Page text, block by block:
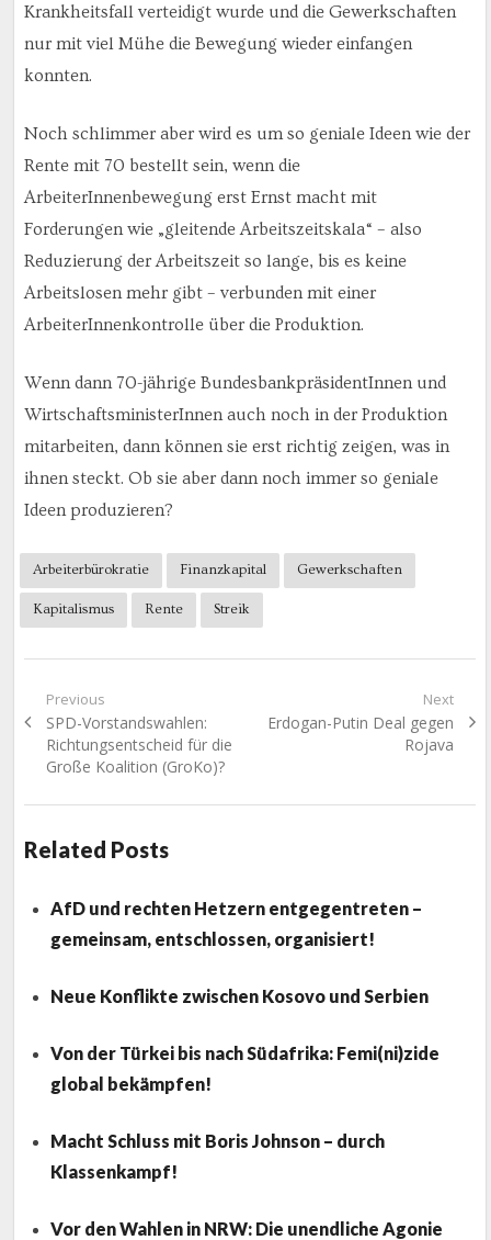
Krankheitsfall verteidigt wurde und die Gewerkschaften
nur mit viel Mühe die Bewegung wieder einfangen
konnten.
Noch schlimmer aber wird es um so geniale Ideen wie der
Rente mit 70 bestellt sein, wenn die
ArbeiterInnenbewegung erst Ernst macht mit
Forderungen wie „gleitende Arbeitszeitskala“ – also
Reduzierung der Arbeitszeit so lange, bis es keine
Arbeitslosen mehr gibt – verbunden mit einer
ArbeiterInnenkontrolle über die Produktion.
Wenn dann 70-jährige BundesbankpräsidentInnen und
WirtschaftsministerInnen auch noch in der Produktion
mitarbeiten, dann können sie erst richtig zeigen, was in
ihnen steckt. Ob sie aber dann noch immer so geniale
Ideen produzieren?
Arbeiterbürokratie Finanzkapital Gewerkschaften
Kapitalismus Rente Streik
Beitragsnavigation
Previous
Previous
post:
SPD-Vorstandswahlen:
Richtungsentscheid für die
Große Koalition (GroKo)?
Next
Next
Erdogan-Putin Deal gegen
Rojava
Related Posts
AfD und rechten Hetzern entgegentreten –
gemeinsam, entschlossen, organisiert!
Neue Konflikte zwischen Kosovo und Serbien
Von der Türkei bis nach Südafrika: Femi(ni)zide
global bekämpfen!
Macht Schluss mit Boris Johnson – durch
Klassenkampf!
Vor den Wahlen in NRW: Die unendliche Agonie